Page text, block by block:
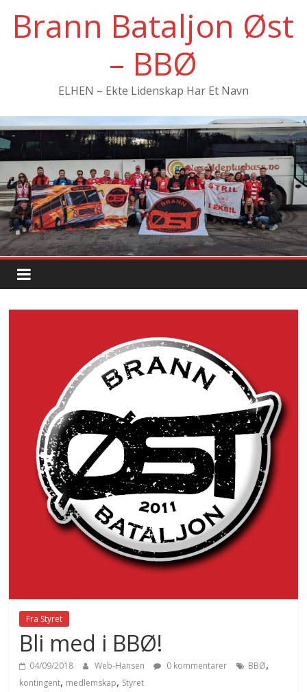
innholdet
Brann Bataljon Øst
– BBØ
ELHEN – Ekte Lidenskap Har Et Navn
Fra Styret
Bli med i BBØ!
04/09/2018 Web-Hansen 0 kommentarer BBØ,
kontingent, medlemskap, Styret